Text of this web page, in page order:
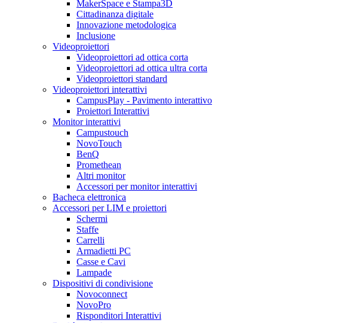
MakerSpace e Stampa3D
Cittadinanza digitale
Innovazione metodologica
Inclusione
Videoproiettori
Videoproiettori ad ottica corta
Videoproiettori ad ottica ultra corta
Videoproiettori standard
Videoproiettori interattivi
CampusPlay - Pavimento interattivo
Proiettori Interattivi
Monitor interattivi
Campustouch
NovoTouch
BenQ
Promethean
Altri monitor
Accessori per monitor interattivi
Bacheca elettronica
Accessori per LIM e proiettori
Schermi
Staffe
Carrelli
Armadietti PC
Casse e Cavi
Lampade
Dispositivi di condivisione
Novoconnect
NovoPro
Risponditori Interattivi